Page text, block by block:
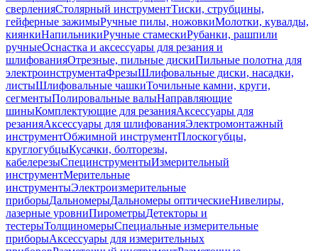
сверленияСтолярный инструментТиски, струбцины,
гейферные зажимыРучные пилы, ножовкиМолотки, кувалды,
киянкиНапильникиРучные стамескиРубанки, рашпили
ручныеОснастка и аксессуары для резания и
шлифованияОтрезные, пильные дискиПильные полотна для
электроинструментаФрезыШлифовальные диски, насадки,
листыШлифовальные чашкиТочильные камни, круги,
сегментыПолировальные валыНаправляющие
шиныКомплектующие для резанияАксессуары для
резанияАксессуары для шлифованияЭлектромонтажный
инструментОбжимной инструментПлоскогубцы,
круглогубцыКусачки, болторезы,
кабелерезыСпецинструментыИзмерительный
инструментМерительные
инструментыЭлектроизмерительные
приборыДальномерыДальномеры оптическиеНивелиры,
лазерные уровниПирометрыДетекторы и
тестерыТолщиномерыСпециальные измерительные
приборыАксессуары для измерительных